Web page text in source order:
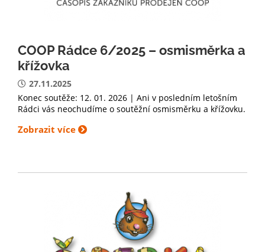
COOP Rádce 6/2025 – osmisměrka a
křížovka
27.11.2025
Konec soutěže: 12. 01. 2026 | Ani v posledním letošním
Rádci vás neochudíme o soutěžní osmisměrku a křížovku.
Zobrazit více